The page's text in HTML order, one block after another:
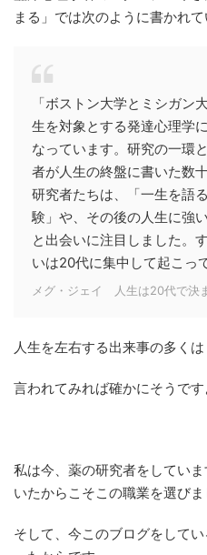
まる」では次のように書かれて
「ボストン大学とミシガン
生を対象とする発達心理学
なっています。研究の一環
者が人生の終盤に書いた数
研究者たちは、「一生を語
験」や、その後の人生に強
と出会いに注目しました。
いは20代に集中して起こっ
メグ・ジェイ 人生は20代で決
人生を左右する出来事の多くは
言われてみれば確かにそうです
私は今、薬の研究者をしてい
いたからこそこの職業を選びま
そして、今このブログをして